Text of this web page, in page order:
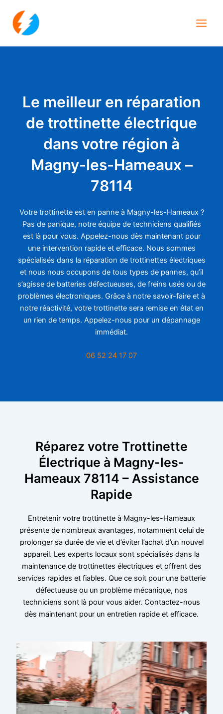
contenu
Le meilleur en réparation
de trottinette électrique
dans votre région à
Magny-les-Hameaux –
78114
Votre trottinette est en panne à Magny-les-Hameaux ?
Pas de panique, notre équipe de techniciens qualifiés
est là pour vous. Appelez-nous dès maintenant pour
une intervention rapide et efficace. Nous sommes
spécialisés dans la réparation de trottinettes électriques
et nous nous occupons de tous types de pannes, qu’il
s’agisse de batteries défectueuses, de freins usés ou de
problèmes électroniques. Grâce à notre savoir-faire et à
notre réactivité, votre trottinette sera remise en état en
un rien de temps. Appelez-nous pour un dépannage
immédiat.
06 52 24 17 07
Réparez votre Trottinette
Électrique à Magny-les-
Hameaux 78114 – Assistance
Rapide
Entretenir votre trottinette à Magny-les-Hameaux
présente de nombreux avantages, notamment celui de
prolonger sa durée de vie et d’éviter l’achat d’un nouvel
appareil. Les experts locaux sont spécialisés dans la
maintenance de trottinettes électriques et offrent des
services rapides et fiables. Que ce soit pour une batterie
défectueuse ou un problème mécanique, nos
techniciens sont là pour vous aider. Contactez-nous
dès maintenant pour un entretien rapide et efficace.